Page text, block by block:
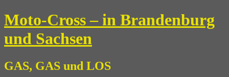
Moto-Cross – in Brandenburg
und Sachsen
GAS, GAS und LOS